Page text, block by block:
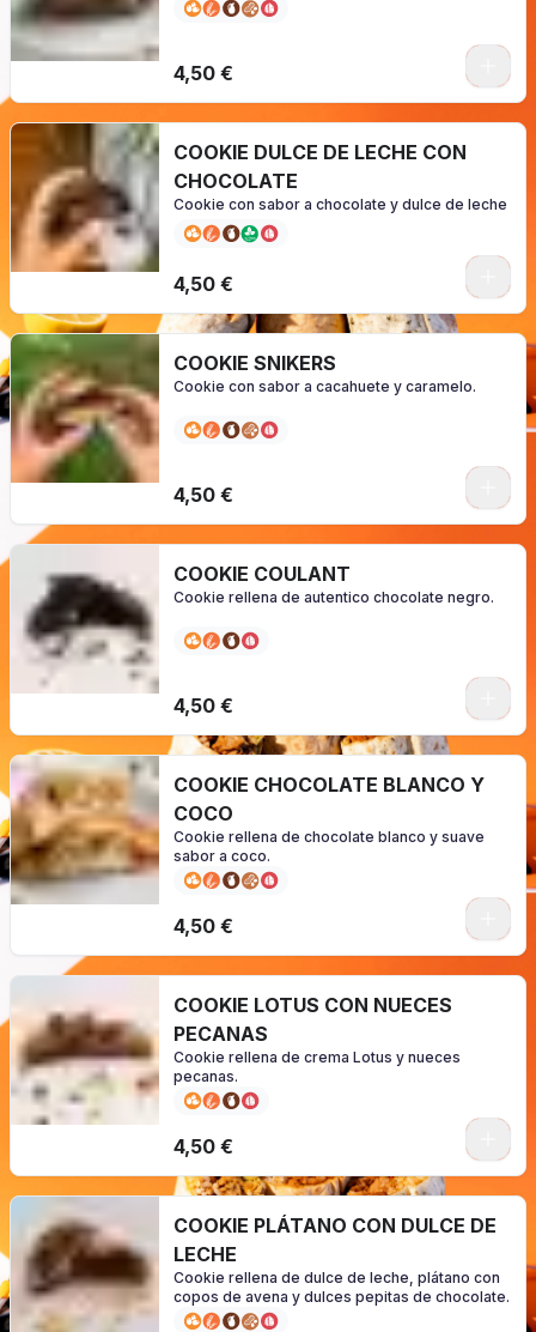
4,50 €
COOKIE DULCE DE LECHE CON
CHOCOLATE
Cookie con sabor a chocolate y dulce de leche
4,50 €
COOKIE SNIKERS
Cookie con sabor a cacahuete y caramelo.
4,50 €
COOKIE COULANT
Cookie rellena de autentico chocolate negro.
4,50 €
COOKIE CHOCOLATE BLANCO Y
COCO
Cookie rellena de chocolate blanco y suave
sabor a coco.
4,50 €
COOKIE LOTUS CON NUECES
PECANAS
Cookie rellena de crema Lotus y nueces
pecanas.
4,50 €
COOKIE PLÁTANO CON DULCE DE
LECHE
Cookie rellena de dulce de leche, plátano con
copos de avena y dulces pepitas de chocolate.